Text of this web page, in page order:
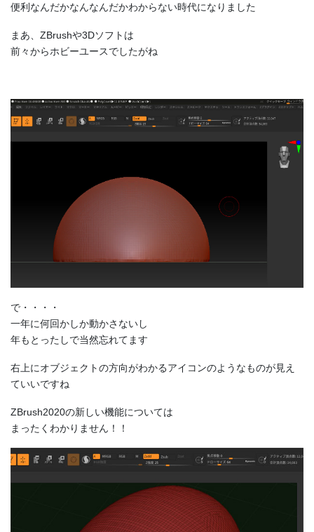
便利なんだかなんなんだかわからない時代になりました
まあ、ZBrushや3Dソフトは
前々からホビーユースでしたがね
で・・・・
一年に何回かしか動かさないし
年もとったしで当然忘れてます
右上にオブジェクトの方向がわかるアイコンのようなものが見え
ていいですね
ZBrush2020の新しい機能については
まったくわかりません！！